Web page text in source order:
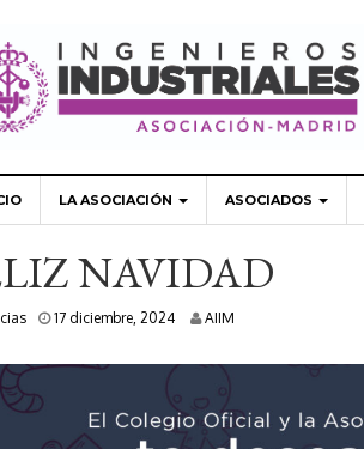
LA ASOCIACIÓN ASOCIADOS
NAVIDAD
17 diciembre, 20248
o
AIIM